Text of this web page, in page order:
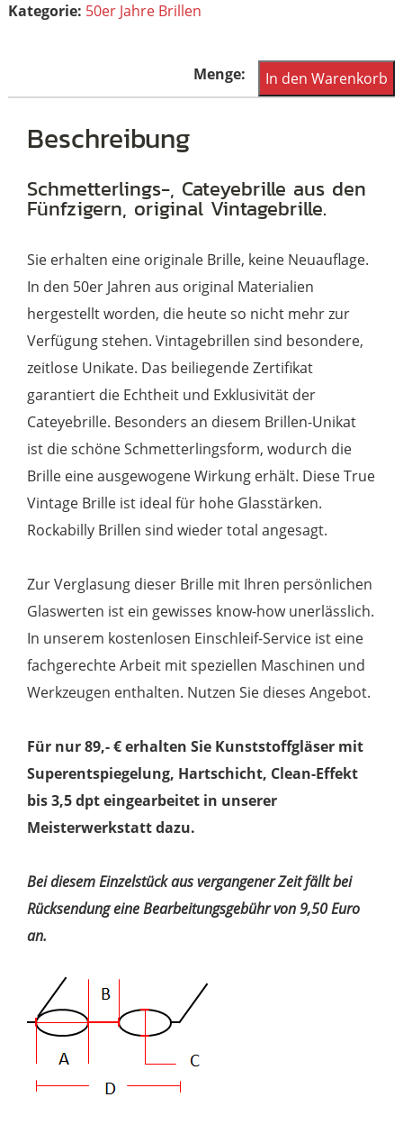
Kategorie: 50er Jahre Brillen
Schmetterlings-
der
Menge
In den Warenkorb
Beschreibung
Schmetterlings-, Cateyebrille aus den
Fünfzigern, original Vintagebrille.
Sie erhalten eine originale Brille, keine Neuauflage.
In den 50er Jahren aus original Materialien
hergestellt worden, die heute so nicht mehr zur
Verfügung stehen. Vintagebrillen sind besondere,
zeitlose Unikate. Das beiliegende Zertifikat
garantiert die Echtheit und Exklusivität der
Cateyebrille. Besonders an diesem Brillen-Unikat
ist die schöne Schmetterlingsform, wodurch die
Brille eine ausgewogene Wirkung erhält. Diese True
Vintage Brille ist ideal für hohe Glasstärken.
Rockabilly Brillen sind wieder total angesagt.
Zur Verglasung dieser Brille mit Ihren persönlichen
Glaswerten ist ein gewisses know-how unerlässlich.
In unserem kostenlosen Einschleif-Service ist eine
fachgerechte Arbeit mit speziellen Maschinen und
Werkzeugen enthalten. Nutzen Sie dieses Angebot.
Für nur 89,- € erhalten Sie Kunststoffgläser mit
Superentspiegelung, Hartschicht, Clean-Effekt
bis 3,5 dpt eingearbeitet in unserer
Meisterwerkstatt dazu.
Bei diesem Einzelstück aus vergangener Zeit fällt bei
Rücksendung eine Bearbeitungsgebühr von 9,50 Euro
an.